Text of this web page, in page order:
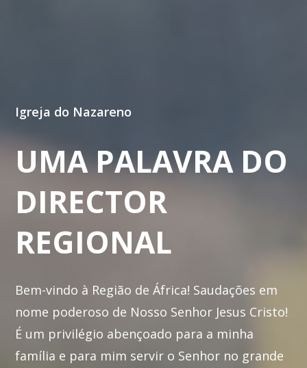
Igreja do Nazareno
UMAPALAVRA DO
DIRECTOR
REGIONAL
Bem-vindo à Região de África! Saudações em
nome poderoso de Nosso Senhor Jesus Cristo!
É um privilégio abençoado para a minha
família e para mim servir o Senhor no grande